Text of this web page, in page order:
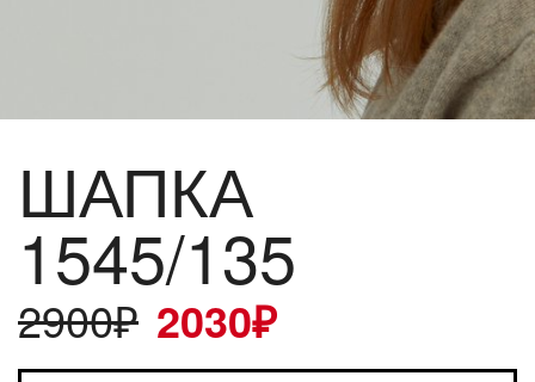
ШАПКА
1545/135
2900₽ 2030₽